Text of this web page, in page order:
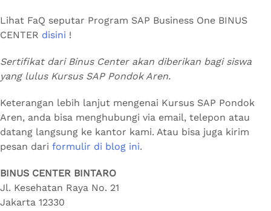
Lihat FaQ seputar Program SAP Business One BINUS
CENTER disini !
Sertifikat dari Binus Center akan diberikan bagi siswa
yang lulus Kursus SAP Pondok Aren.
Keterangan lebih lanjut mengenai Kursus SAP Pondok
Aren, anda bisa menghubungi via email, telepon atau
datang langsung ke kantor kami. Atau bisa juga kirim
pesan dari formulir di blog ini.
BINUS CENTER BINTARO
Jl. Kesehatan Raya No. 21
Jakarta 12330